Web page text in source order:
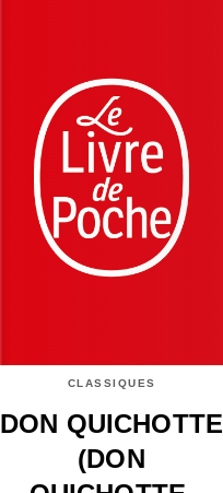
CLASSIQUES
DON QUICHOTTE
(DON